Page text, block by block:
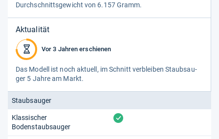
Durch­schnitts­ge­wicht von 6.157 Gramm.
Aktualität
Vor 3 Jahren erschienen
Das Modell ist noch aktu­ell, im Schnitt ver­blei­ben Staub­sau­
ger 5 Jahre am Markt.
Staubsauger
Klassischer
Bodenstaubsauger
vorhanden